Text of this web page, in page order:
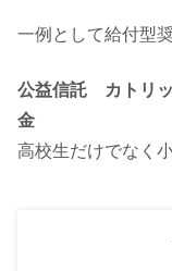
一例として給付型
公益信託 カトリ
金
高校生だけでなく